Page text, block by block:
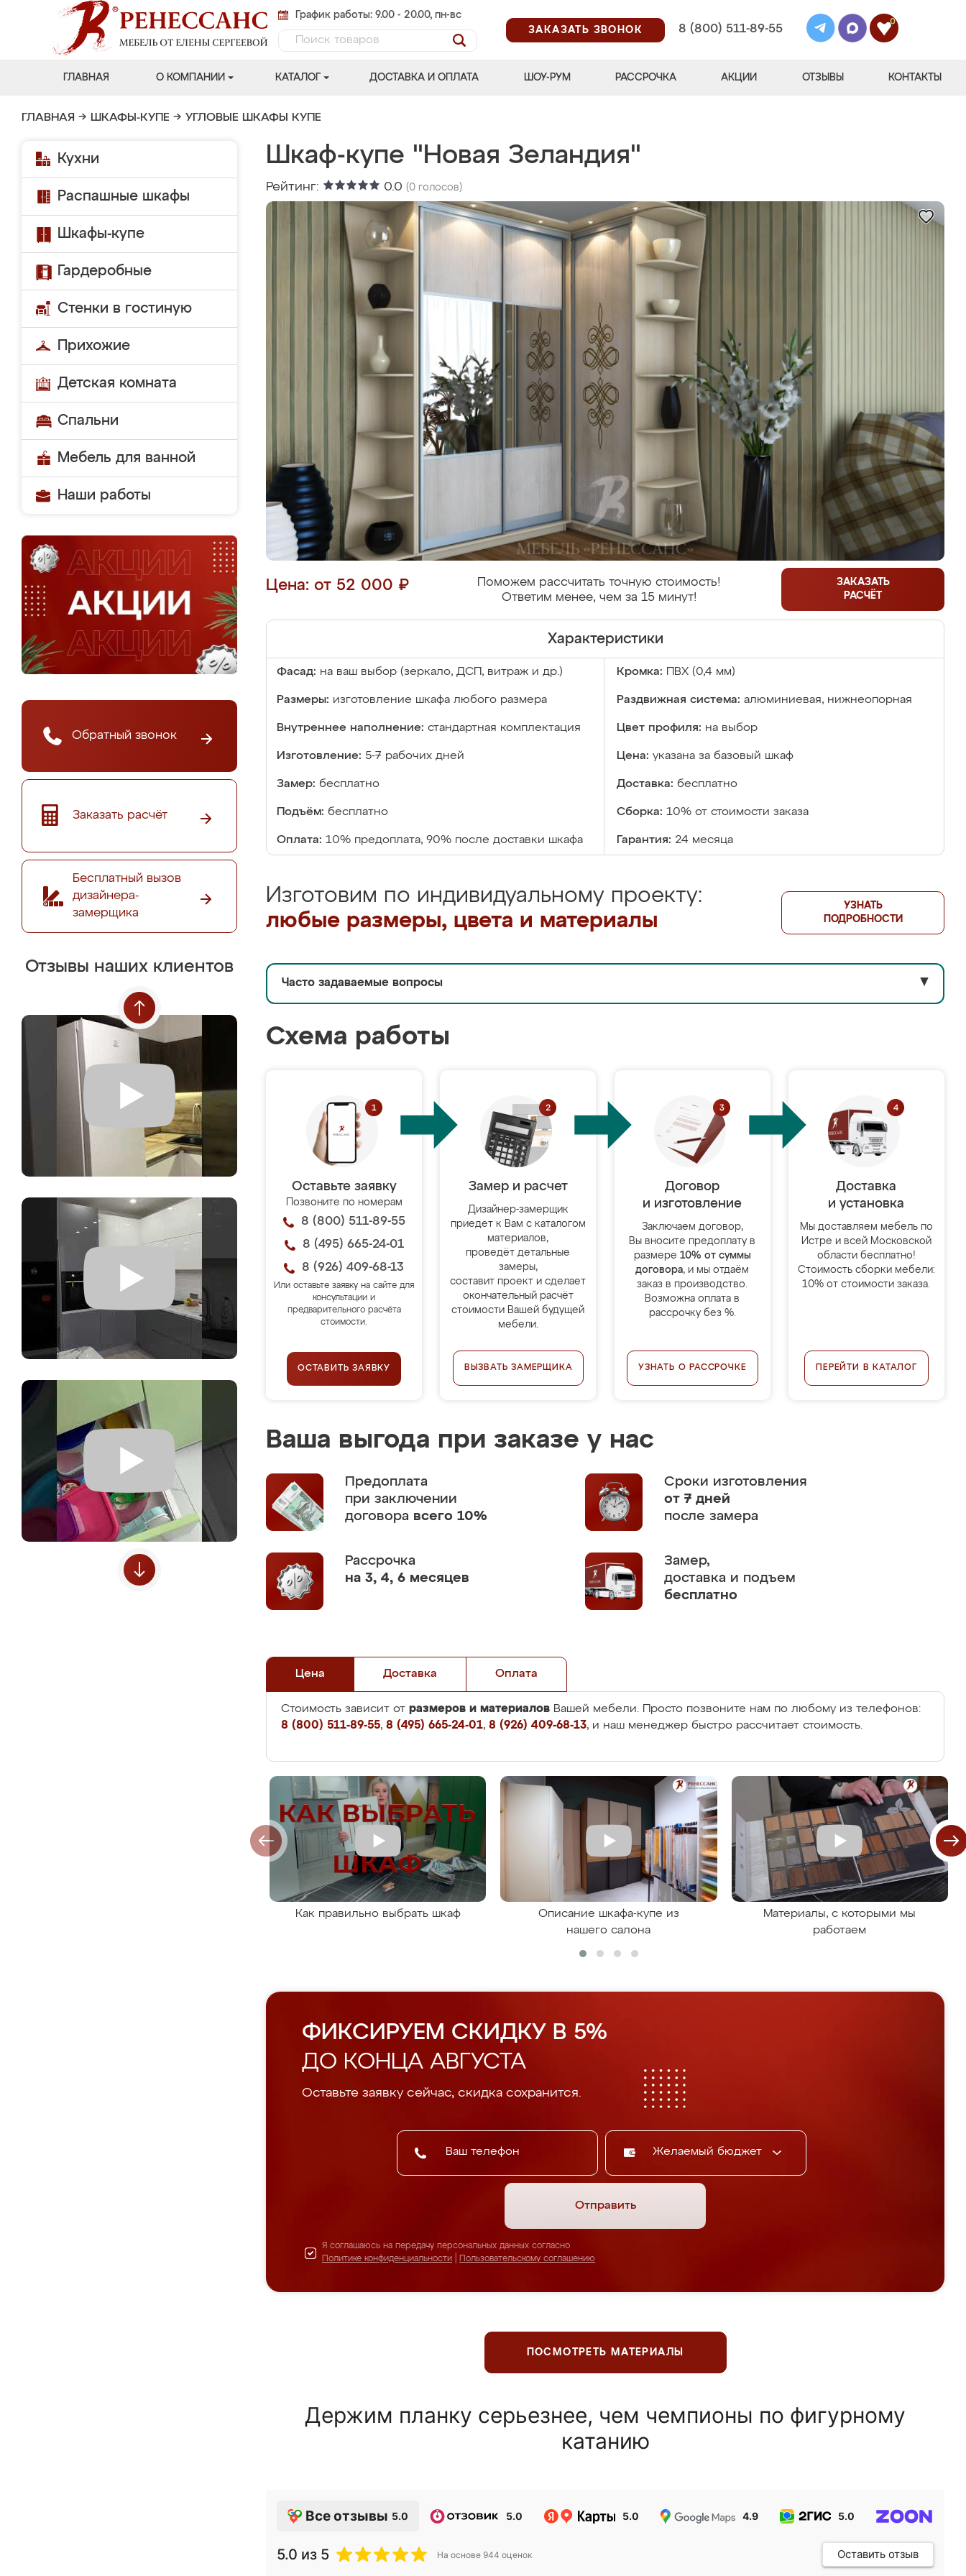
График работы: 9.00 - 20.00, пн-вс
ЗАКАЗАТЬ ЗВОНОК
8 (800) 511-89-55
0
ГЛАВНАЯ О КОМПАНИИ КАТАЛОГ ДОСТАВКА И ОПЛАТА ШОУ-РУМ РАССРОЧКА АКЦИИ ОТЗЫВЫ КОНТАКТЫ
ГЛАВНАЯ → ШКАФЫ-КУПЕ → УГЛОВЫЕ ШКАФЫ КУПЕ
Кухни
Распашные шкафы
Шкафы-купе
Гардеробные
Стенки в гостиную
Прихожие
Детская комната
Спальни
Мебель для ванной
Наши работы
Обратный звонок
Заказать расчёт
Бесплатный вызов
дизайнера-
замерщика
Отзывы наших клиентов
Шкаф-купе "Новая Зеландия"
Рейтинг: 0.0 (0 голосов)
Цена: от 52 000 ₽
Поможем рассчитать точную стоимость!
Ответим менее, чем за 15 минут!
ЗАКАЗАТЬ
РАСЧЁТ
Характеристики
Фасад: на ваш выбор (зеркало, ДСП, витраж и др.) Кромка: ПВХ (0,4 мм)
Размеры: изготовление шкафа любого размера Раздвижная система: алюминиевая, нижнеопорная
Внутреннее наполнение: стандартная комплектация Цвет профиля: на выбор
Изготовление: 5-7 рабочих дней Цена: указана за базовый шкаф
Замер: бесплатно Доставка: бесплатно
Подъём: бесплатно Сборка: 10% от стоимости заказа
Оплата: 10% предоплата, 90% после доставки шкафа Гарантия: 24 месяца
Изготовим по индивидуальному проекту:
любые размеры, цвета и материалы
УЗНАТЬ
ПОДРОБНОСТИ
Часто задаваемые вопросы ▼
Схема работы
Оставьте заявку
Позвоните по номерам
8 (800) 511-89-55
8 (495) 665-24-01
8 (926) 409-68-13
Или оставьте заявку на сайте для
консультации и
предварительного расчёта
стоимости.
ОСТАВИТЬ ЗАЯВКУ
Замер и расчет
Дизайнер-замерщик
приедет к Вам с каталогом
материалов,
проведёт детальные
замеры,
составит проект и сделает
окончательный расчёт
стоимости Вашей будущей
мебели.
ВЫЗВАТЬ ЗАМЕРЩИКА
Договор
и изготовление
Заключаем договор,
Вы вносите предоплату в
размере 10% от суммы
договора, и мы отдаём
заказ в производство.
Возможна оплата в
рассрочку без %.
УЗНАТЬ О РАССРОЧКЕ
Доставка
и установка
Мы доставляем мебель по
Истре и всей Московской
области бесплатно!
Стоимость сборки мебели:
10% от стоимости заказа.
ПЕРЕЙТИ В КАТАЛОГ
Ваша выгода при заказе у нас
Предоплата
при заключении
договора всего 10%
Сроки изготовления
от 7 дней
после замера
Рассрочка
на 3, 4, 6 месяцев
Замер,
доставка и подъем
бесплатно
Цена Доставка Оплата
Стоимость зависит от размеров и материалов Вашей мебели. Просто позвоните нам по любому из телефонов:
8 (800) 511-89-55, 8 (495) 665-24-01, 8 (926) 409-68-13, и наш менеджер быстро рассчитает стоимость.
Как правильно выбрать шкаф
Описание шкафа-купе из
нашего салона
Материалы, с которыми мы
работаем
ФИКСИРУЕМ СКИДКУ В 5%
ДО КОНЦА АВГУСТА
Оставьте заявку сейчас, скидка сохранится.
Желаемый бюджет
Отправить
Я соглашаюсь на передачу персональных данных согласно
Политике конфиденциальности
Пользовательскому соглашению
ПОСМОТРЕТЬ МАТЕРИАЛЫ
Держим планку серьезнее, чем чемпионы по фигурному
катанию
Все отзывы 5.0 5.0 5.0 4.9 5.0
5.0 из 5 На основе 944 оценок Оставить отзыв